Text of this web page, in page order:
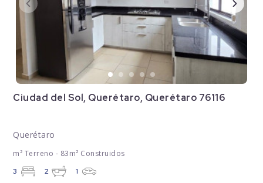
Ciudad del Sol, Querétaro, Querétaro 76116
Querétaro
m² Terreno - 83m² Construidos
3 2 1